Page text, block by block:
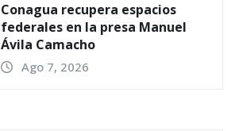
Conagua recupera espacios
federales en la presa Manuel
Ávila Camacho
Ago 7, 2026